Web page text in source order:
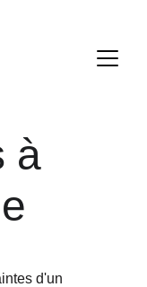
à
d'un